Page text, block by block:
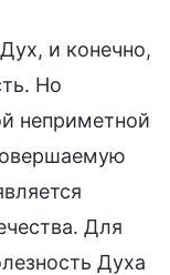
и конечно,
Но
неприметной
Для
Духа